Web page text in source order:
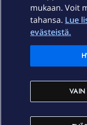
Ajankohtaista
Elisa Oyj
In English
mukaan. Voit
tahansa. Lue
evästeistä.
VAIN